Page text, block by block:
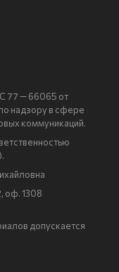
77 — 66065 от
надзору в сфере
коммуникаций.
оф. 1308
допускается